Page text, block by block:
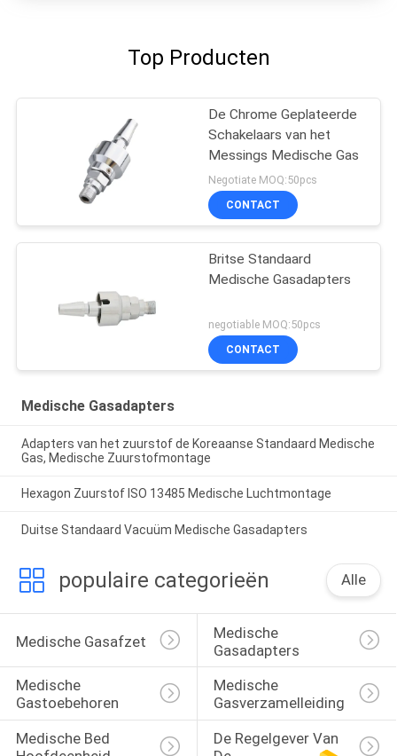
Top Producten
De Chrome Geplateerde
Schakelaars van het
Messings Medische Gas
Negotiate MOQ:50pcs
CONTACT
Britse Standaard
Medische Gasadapters
negotiable MOQ:50pcs
CONTACT
Medische Gasadapters
Adapters van het zuurstof de Koreaanse Standaard Medische
Gas, Medische Zuurstofmontage
Hexagon Zuurstof ISO 13485 Medische Luchtmontage
Duitse Standaard Vacuüm Medische Gasadapters
populaire categorieën Alle
Medische Gasafzet
Medische
Gasadapters
Medische
Gastoebehoren
Medische
Gasverzamelleiding
Medische Bed
De Regelgever Van